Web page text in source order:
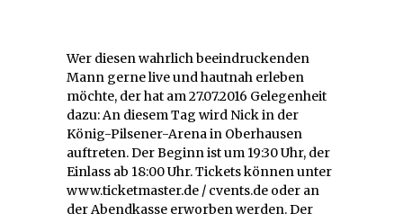
Wer diesen wahrlich beeindruckenden
Mann gerne live und hautnah erleben
möchte, der hat am 27.07.2016 Gelegenheit
dazu: An diesem Tag wird Nick in der
König-Pilsener-Arena in Oberhausen
auftreten. Der Beginn ist um 19:30 Uhr, der
Einlass ab 18:00 Uhr. Tickets können unter
www.ticketmaster.de / cvents.de oder an
der Abendkasse erworben werden. Der